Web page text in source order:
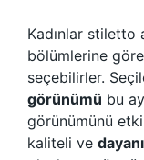
Kadınlar stiletto
bölümlerine
seçebilirler.
görünümü bu
görünümünü
kaliteli ve